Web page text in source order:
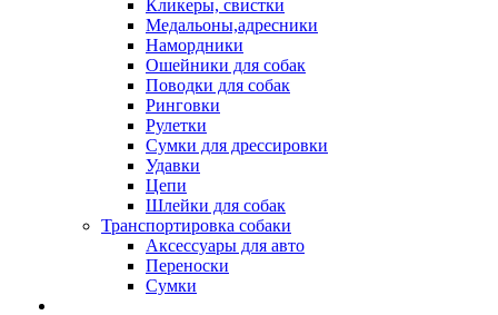
Кликеры, свистки
Медальоны,адресники
Намордники
Ошейники для собак
Поводки для собак
Ринговки
Рулетки
Сумки для дрессировки
Удавки
Цепи
Шлейки для собак
Транспортировка собаки
Аксессуары для авто
Переноски
Сумки